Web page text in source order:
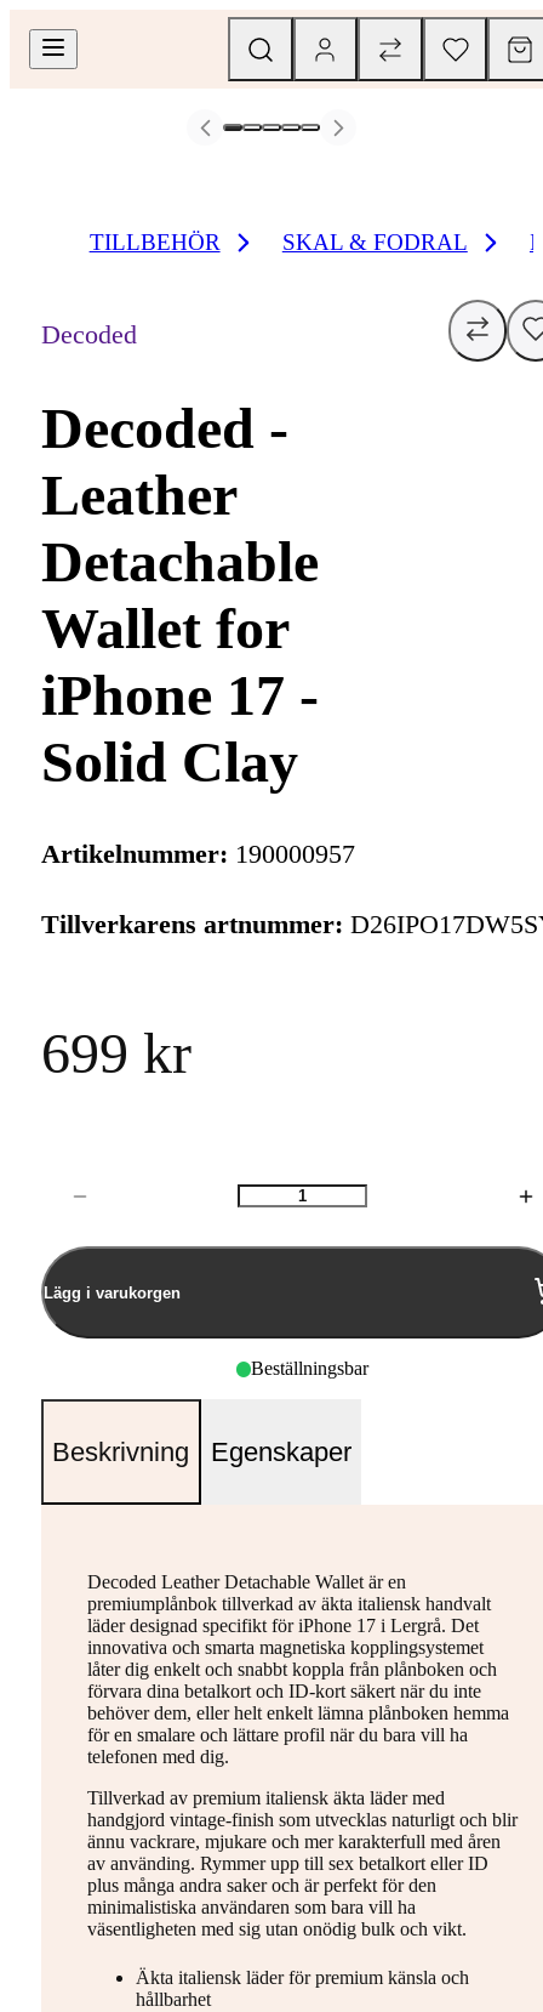
TILLBEHÖR SKAL & FODRAL
Decoded
Decoded -
Leather
Detachable
Wallet for
iPhone 17 -
Solid Clay
Artikelnummer: 190000957
Tillverkarens artnummer:
699 kr
Antal
Lägg i varukorgen
Beställningsbar
Beskrivning Egenskaper
Decoded Leather Detachable Wallet är en
premiumplånbok tillverkad av äkta italiensk handvalt
läder designad specifikt för iPhone 17 i Lergrå. Det
innovativa och smarta magnetiska kopplingsystemet
låter dig enkelt och snabbt koppla från plånboken och
förvara dina betalkort och ID-kort säkert när du inte
behöver dem, eller helt enkelt lämna plånboken hemma
för en smalare och lättare profil när du bara vill ha
telefonen med dig.
Tillverkad av premium italiensk äkta läder med
handgjord vintage-finish som utvecklas naturligt och blir
ännu vackrare, mjukare och mer karakterfull med åren
av använding. Rymmer upp till sex betalkort eller ID
plus många andra saker och är perfekt för den
minimalistiska användaren som bara vill ha
väsentligheten med sig utan onödig bulk och vikt.
Äkta italiensk läder för premium känsla och
hållbarhet